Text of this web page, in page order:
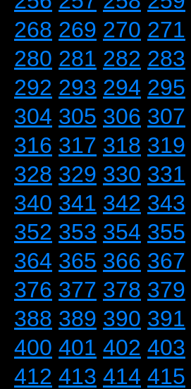
268 269 270 271
280 281 282 283
292 293 294 295
304 305 306 307
316 317 318 319
328 329 330 331
340 341 342 343
352 353 354 355
364 365 366 367
376 377 378 379
388 389 390 391
400 401 402 403
412 413 414 415